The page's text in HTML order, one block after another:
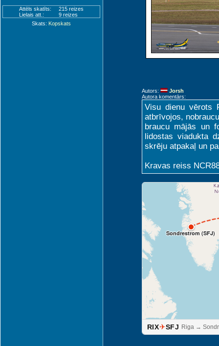
Attēls skatīts:
215 reizes
Lielais att.:
9 reizes
Skats: Kopskats
Autors:
Jorsh
Autora komentārs:
Visu dienu vērots
atbrīvojos,
braucu mājās un
lidostas viadukta
skrēju atpakaļ un
Kravas reiss
Sondrestrom (SFJ)
RIX✈SFJ Riga →